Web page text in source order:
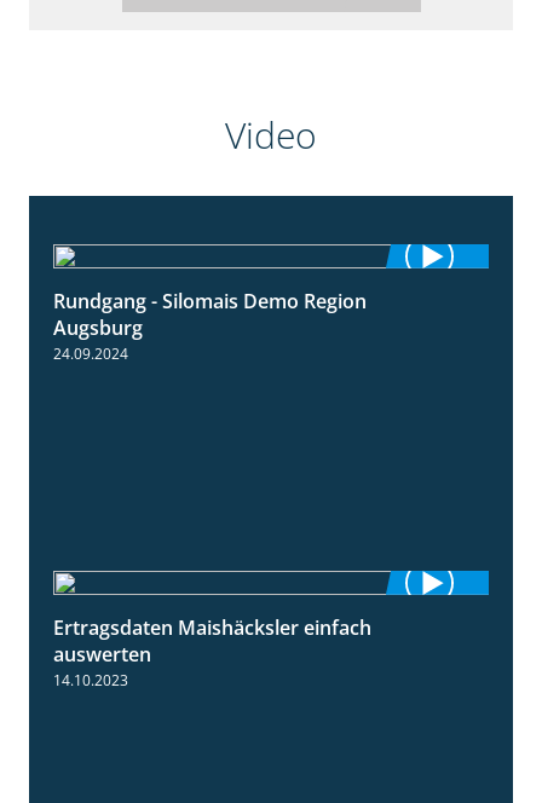
Video
Rundgang - Silomais Demo Region
Augsburg
24.09.2024
Ertragsdaten Maishäcksler einfach
auswerten
14.10.2023